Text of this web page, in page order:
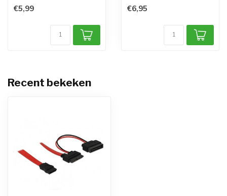
€5,99 €6,95
Recent bekeken